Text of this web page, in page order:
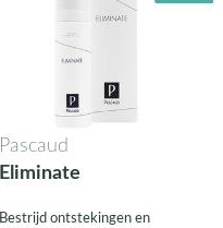
Pascaud
Eliminate
Bestrijd ontstekingen en